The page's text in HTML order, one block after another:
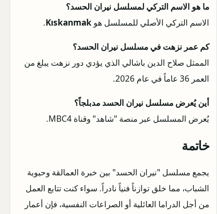
ما هو الاسم التركي لمسلسل نيران الحسد؟
الاسم التركي الأصلي للمسلسل هو Kıskanmak
.
كم عمر نزهت في مسلسل نيران الحسد؟
الممثل صلاح الدين باشالي الذي يؤدي دور نزهت يبلغ من
العمر 36 عاماً في عام 2026.
أين يُعرض مسلسل نيران الحسد مدبلجاً؟
يُعرض المسلسل عبر منصة "شاهد" وقناة MBC4.
خاتمة
يجمع مسلسل "نيران الحسد" بين خبرة العمالقة وحيوية
الشباب، مما خلق توازناً فنياً نادراً. سواء كنت تتابع العمل
من أجل الدراما العائلية أو الصراعات النفسية، فإن أعمار